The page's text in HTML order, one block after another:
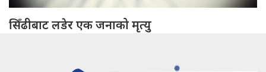
सिँढीबाट लडेर एक जनाको मृत्यु